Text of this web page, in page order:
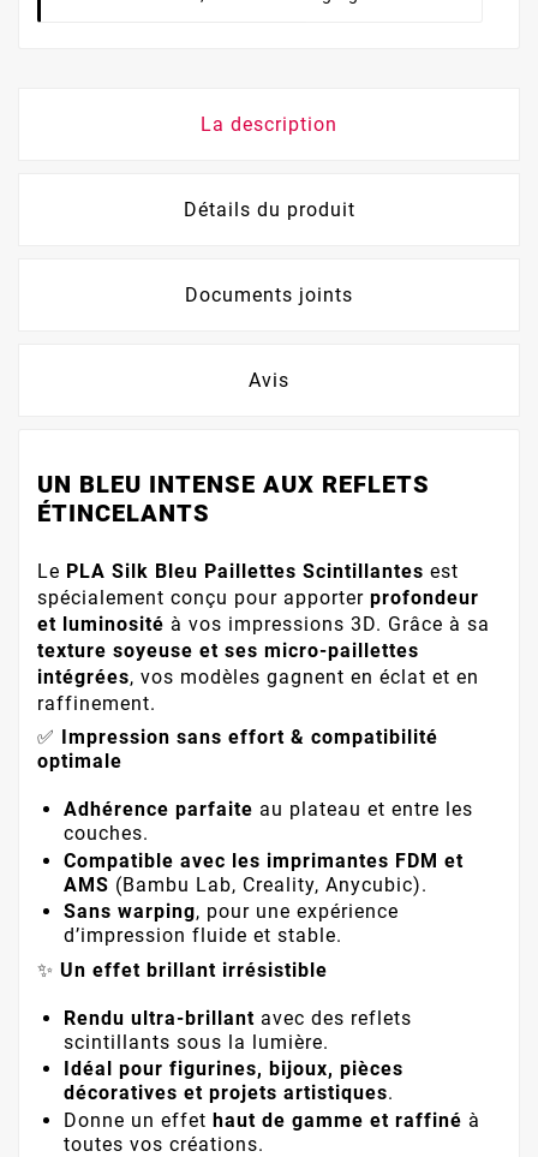
La description
Détails du produit
Documents joints
Avis
UN BLEU INTENSE AUX REFLETS
ÉTINCELANTS
Le PLA Silk Bleu Paillettes Scintillantes est
spécialement conçu pour apporter profondeur
et luminosité à vos impressions 3D. Grâce à sa
texture soyeuse et ses micro-paillettes
intégrées, vos modèles gagnent en éclat et en
raffinement.
✅
Impression sans effort & compatibilité
optimale
Adhérence parfaite au plateau et entre les
couches.
Compatible avec les imprimantes FDM et
AMS (Bambu Lab, Creality, Anycubic).
Sans warping, pour une expérience
d’impression fluide et stable.
✨ Un effet brillant irrésistible
Rendu ultra-brillant avec des reflets
scintillants sous la lumière.
Idéal pour figurines, bijoux, pièces
décoratives et projets artistiques.
Donne un effet haut de gamme et raffiné à
toutes vos créations.